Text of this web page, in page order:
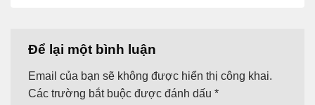
Để lại một bình luận
Email của bạn sẽ không được hiển thị công khai.
Các trường bắt buộc được đánh dấu *